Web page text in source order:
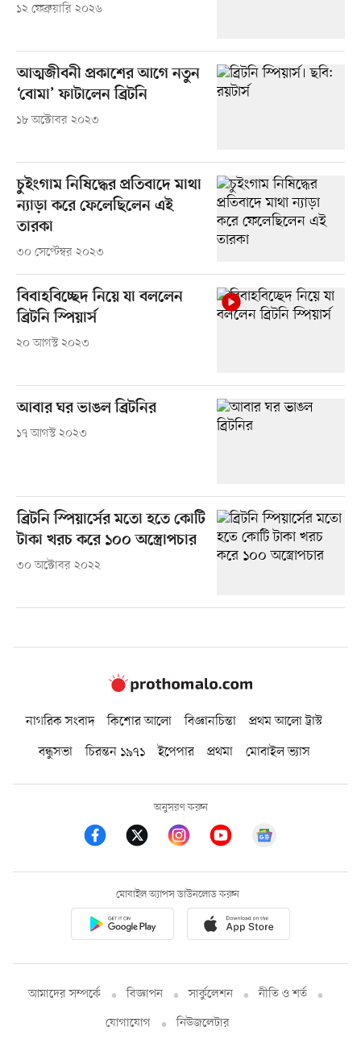
১২ ফেব্রুয়ারি ২০২৬
আত্মজীবনী প্রকাশের আগে নতুন
‘বোমা’ ফাটালেন ব্রিটনি
১৮ অক্টোবর ২০২৩
চুইংগাম নিষিদ্ধের প্রতিবাদে মাথা
ন্যাড়া করে ফেলেছিলেন এই
তারকা
৩০ সেপ্টেম্বর ২০২৩
বিবাহবিচ্ছেদ নিয়ে যা বললেন
ব্রিটনি স্পিয়ার্স
২০ আগস্ট ২০২৩
আবার ঘর ভাঙল ব্রিটনির
১৭ আগস্ট ২০২৩
ব্রিটনি স্পিয়ার্সের মতো হতে কোটি
টাকা খরচ করে ১০০ অস্ত্রোপচার
৩০ অক্টোবর ২০২২
নাগরিক সংবাদ কিশোর আলো বিজ্ঞানচিন্তা
প্রথম আলো ট্রাস্ট
বন্ধুসভা
চিরন্তন ১৯৭১ ইপেপার প্রথমা মোবাইল ভ্যাস
অনুসরণ করুন
মোবাইল অ্যাপস ডাউনলোড করুন
আমাদের সম্পর্কে বিজ্ঞাপন সার্কুলেশন
নীতি ও শর্ত
যোগাযোগ
নিউজলেটার